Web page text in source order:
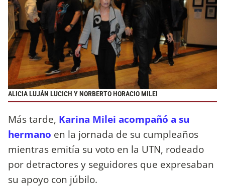
ALICIA LUJÁN LUCICH Y NORBERTO HORACIO MILEI
Más tarde, Karina Milei acompañó a su
hermano en la jornada de su cumpleaños
mientras emitía su voto en la UTN, rodeado
por detractores y seguidores que expresaban
su apoyo con júbilo.